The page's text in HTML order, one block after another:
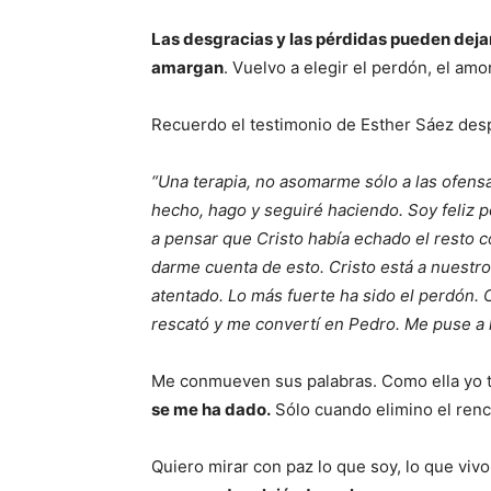
Las desgracias y las pérdidas pueden
amargan. Vuelvo a elegir el perdón, el
Recuerdo el testimonio de Esther Sáez
“Una terapia, no asomarme sólo a las
hecho, hago y seguiré haciendo. Soy feliz
a pensar que Cristo había echado el resto
darme cuenta de esto. Cristo está a
atentado. Lo más fuerte ha sido el perdón.
rescató y me convertí en Pedro. Me puse a
Me conmueven sus palabras. Como ella
se me ha dado. Sólo cuando elimino el
Quiero mirar con paz lo que soy, lo que